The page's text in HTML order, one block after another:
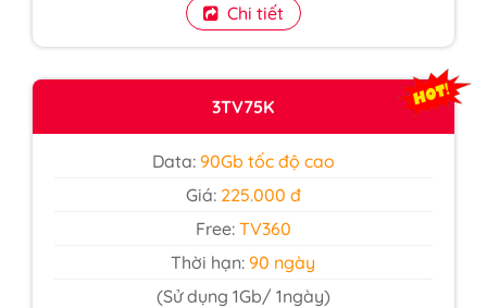
Chi tiết
3TV75K
Data: 90Gb tốc độ cao
Giá: 225.000 đ
Free: TV360
Thời hạn:90 ngày
(Sử dụng 1Gb/ 1ngày)